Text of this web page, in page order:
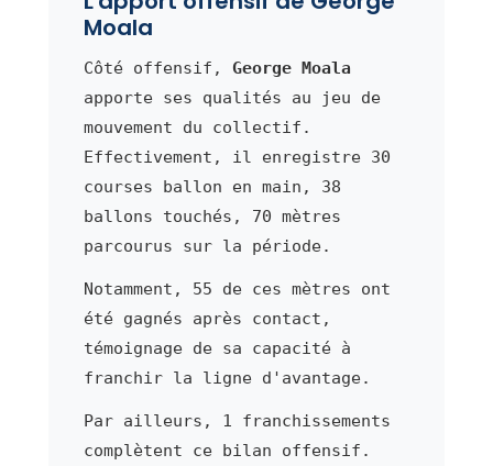
Moala
Côté offensif, George Moala
apporte ses qualités au jeu de
mouvement du collectif.
Effectivement, il enregistre 30
courses ballon en main, 38
ballons touchés, 70 mètres
parcourus sur la période.
Notamment, 55 de ces mètres ont
été gagnés après contact,
témoignage de sa capacité à
franchir la ligne d'avantage.
Par ailleurs, 1 franchissements
complètent ce bilan offensif.